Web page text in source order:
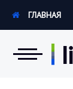
ГЛАВНАЯ